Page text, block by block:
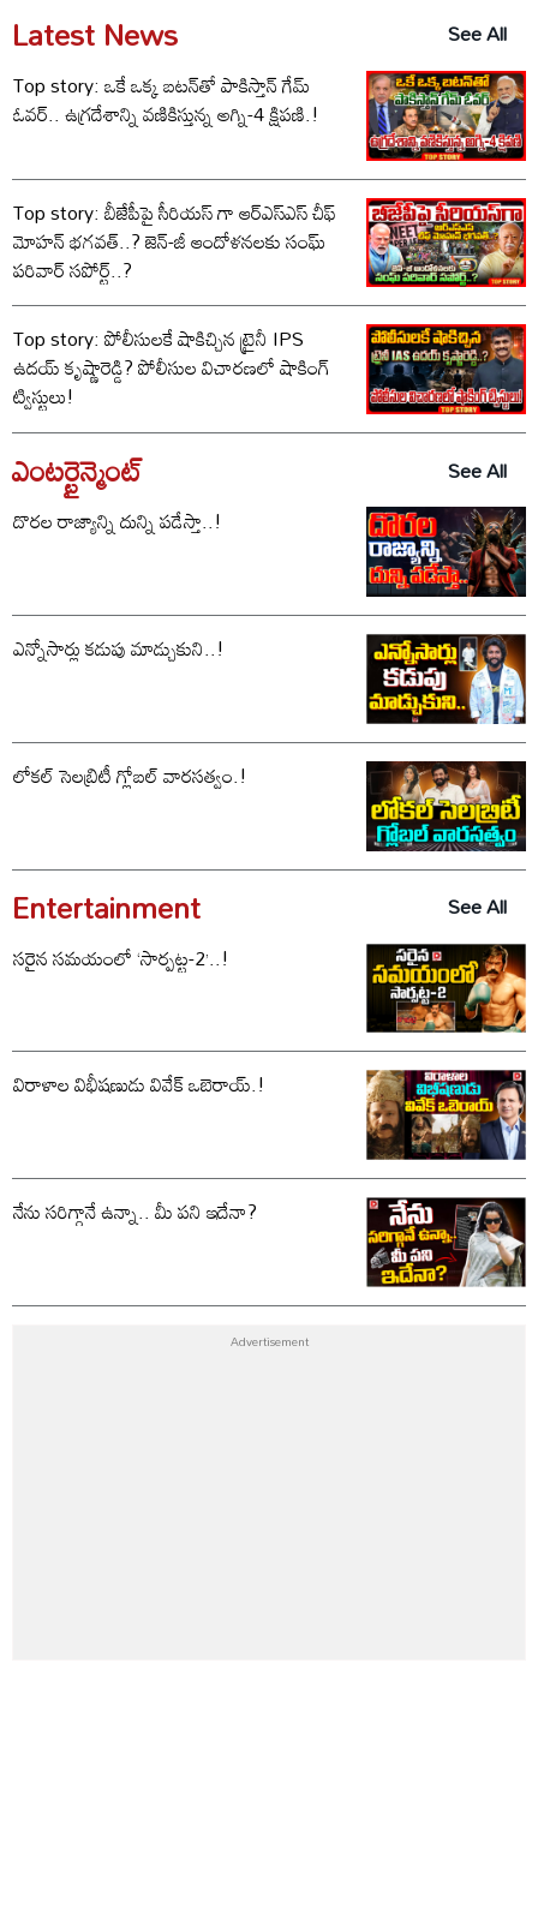
Latest News
See All
Top story: ఒకే ఒక్క బటన్‌తో పాకిస్తాన్ గేమ్
ఓవర్.. ఉగ్రదేశాన్ని వణికిస్తున్న అగ్ని-4 క్షిపణి.!
Top story: బీజేపీపై సీరియస్ గా ఆర్‌ఎస్‌ఎస్ చీఫ్
మోహన్ భగవత్..? జెన్-జీ ఆందోళనలకు సంఘ్
పరివార్ సపోర్ట్..?
Top story: పోలీసులకే షాకిచ్చిన ట్రైనీ IPS
ఉదయ్ కృష్ణారెడ్డి? పోలీసుల విచారణలో షాకింగ్
ట్విస్టులు!
ఎంటర్టైన్మెంట్
See All
దొరల రాజ్యాన్ని దున్ని పడేస్తా..!
ఎన్నోసార్లు కడుపు మాడ్చుకుని..!
లోకల్ సెలబ్రిటీ గ్లోబల్ వారసత్వం.!
Entertainment
See All
సరైన సమయంలో ‘సార్పట్ట-2’..!
విరాళాల విభీషణుడు వివేక్ ఒబెరాయ్.!
నేను సరిగ్గానే ఉన్నా.. మీ పని ఇదేనా?